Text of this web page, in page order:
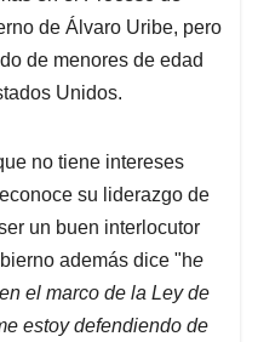
de Álvaro Uribe, pero
de menores de edad
Unidos.
no tiene intereses
su liderazgo de
un buen interlocutor
además dice "he
el marco de la Ley de
estoy defendiendo de